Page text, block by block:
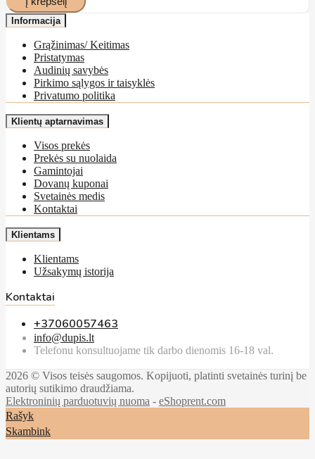
Informacija
Grąžinimas/ Keitimas
Pristatymas
Audinių savybės
Pirkimo sąlygos ir taisyklės
Privatumo politika
Klientų aptarnavimas
Visos prekės
Prekės su nuolaida
Gamintojai
Dovanų kuponai
Svetainės medis
Kontaktai
Klientams
Klientams
Užsakymų istorija
Kontaktai
+37060057463
info@dupis.lt
Telefonu konsultuojame tik darbo dienomis 16-18 val.
2026 © Visos teisės saugomos. Kopijuoti, platinti svetainės turinį be
autorių sutikimo draudžiama.
Elektroninių parduotuvių nuoma - eShoprent.com
Rašyk
Skambink